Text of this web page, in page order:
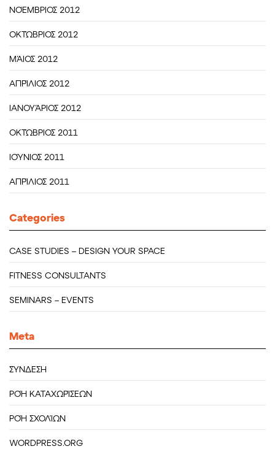
ΝΟΈΜΒΡΙΟΣ 2012
ΟΚΤΏΒΡΙΟΣ 2012
ΜΆΙΟΣ 2012
ΑΠΡΊΛΙΟΣ 2012
ΙΑΝΟΥΆΡΙΟΣ 2012
ΟΚΤΏΒΡΙΟΣ 2011
ΙΟΎΝΙΟΣ 2011
ΑΠΡΊΛΙΟΣ 2011
Categories
CASE STUDIES – DESIGN YOUR SPACE
FITNESS CONSULTANTS
SEMINARS – EVENTS
Meta
ΣΎΝΔΕΣΗ
ΡΟΉ ΚΑΤΑΧΩΡΊΣΕΩΝ
ΡΟΉ ΣΧΟΛΊΩΝ
WORDPRESS.ORG